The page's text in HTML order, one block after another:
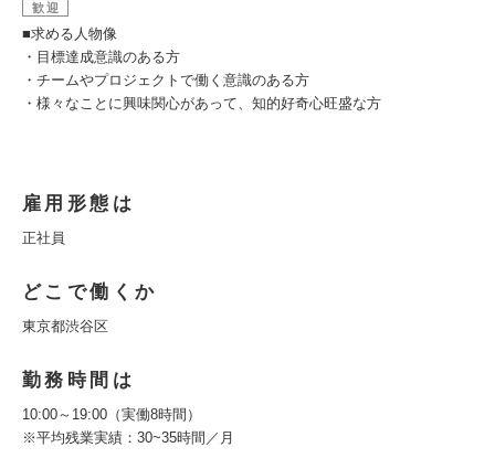
歓迎
■求める人物像
・目標達成意識のある方
・チームやプロジェクトで働く意識のある方
・様々なことに興味関心があって、知的好奇心旺盛な方
雇用形態は
正社員
どこで働くか
東京都渋谷区
勤務時間は
10:00～19:00（実働8時間）
※平均残業実績：30~35時間／月